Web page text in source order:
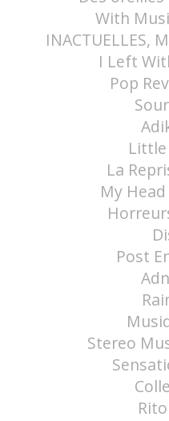
With
INACTUELLES,
I Left
Pop
Little
La
My
Post
Stereo